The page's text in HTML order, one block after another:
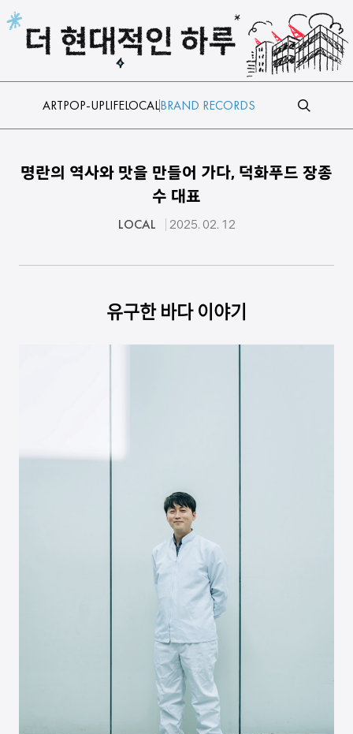
본문 바로가기
ARTPOP-UPLIFELOCALBRAND RECORDS
명란의 역사와 맛을 만들어 가다, 덕화푸드 장종
수 대표
LOCAL 2025. 02. 12
유구한 바다 이야기